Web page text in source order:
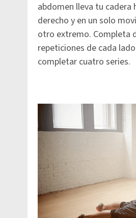
abdomen lleva tu cadera
derecho y en un solo
otro extremo. Completa
repeticiones de cada
completar cuatro series.